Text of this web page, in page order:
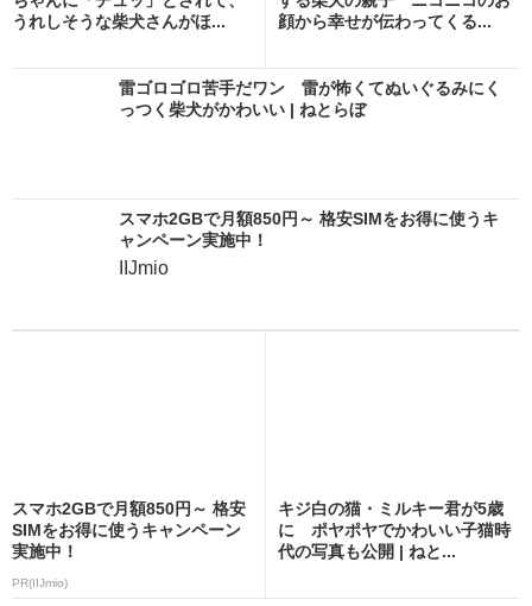
うれしそうな柴犬さんがほ...
顔から幸せが伝わってくる...
雷ゴロゴロ苦手だワン 雷が怖くてぬいぐるみにく
っつく柴犬がかわいい | ねとらぼ
スマホ2GBで月額850円～ 格安SIMをお得に使うキ
ャンペーン実施中！
IIJmio
スマホ2GBで月額850円～ 格安
SIMをお得に使うキャンペーン
実施中！
PR(IIJmio)
キジ白の猫・ミルキー君が5歳
に ポヤポヤでかわいい子猫時
代の写真も公開 | ねと...